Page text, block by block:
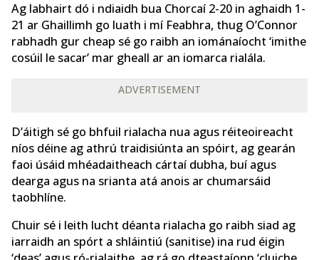
Ag labhairt dó i ndiaidh bua Chorcaí 2-20 in aghaidh 1-
21 ar Ghaillimh go luath i mí Feabhra, thug O’Connor
rabhadh gur cheap sé go raibh an iománaíocht ‘imithe
cosúil le sacar’ mar gheall ar an iomarca rialála.
ADVERTISEMENT
D’áitigh sé go bhfuil rialacha nua agus réiteoireacht
níos déine ag athrú traidisiúnta an spóirt, ag gearán
faoi úsáid mhéadaitheach cártaí dubha, buí agus
dearga agus na srianta atá anois ar chumarsáid
taobhlíne.
Chuir sé i leith lucht déanta rialacha go raibh siad ag
iarraidh an spórt a shláintiú (sanitise) ina rud éigin